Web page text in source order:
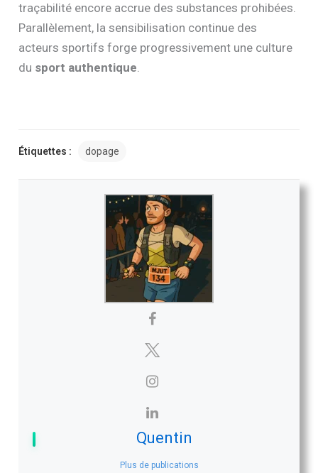
traçabilité encore accrue des substances prohibées.
Parallèlement, la sensibilisation continue des
acteurs sportifs forge progressivement une culture
du sport authentique.
Étiquettes : dopage
Quentin
Plus de publications